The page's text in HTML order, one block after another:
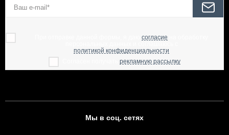
согласие
политикой конфиденциальности
рекламную рассылку
Мы в соц. сетях